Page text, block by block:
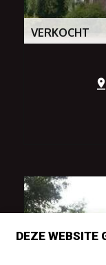
VERKOCHT
DEZE WEBSITE